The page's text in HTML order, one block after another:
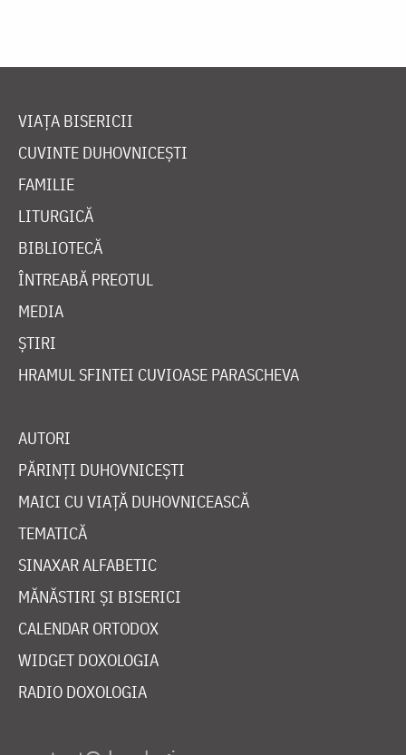
VIAȚA BISERICII
CUVINTE DUHOVNICEȘTI
FAMILIE
LITURGICĂ
BIBLIOTECĂ
ÎNTREABĂ PREOTUL
MEDIA
ȘTIRI
HRAMUL SFINTEI CUVIOASE PARASCHEVA
AUTORI
PĂRINȚI DUHOVNICEȘTI
MAICI CU VIAȚĂ DUHOVNICEASCĂ
TEMATICĂ
SINAXAR ALFABETIC
MĂNĂSTIRI ȘI BISERICI
CALENDAR ORTODOX
WIDGET DOXOLOGIA
RADIO DOXOLOGIA